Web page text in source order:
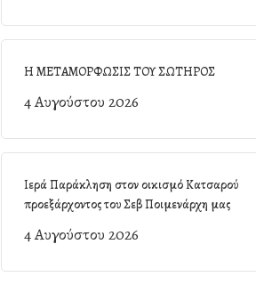
Η ΜΕΤΑΜΟΡΦΩΣΙΣ ΤΟΥ ΣΩΤΗΡΟΣ
4 Αυγούστου 2026
Ιερά Παράκληση στον οικισμό Κατσαρού
προεξάρχοντος του Σεβ Ποιμενάρχη μας
4 Αυγούστου 2026